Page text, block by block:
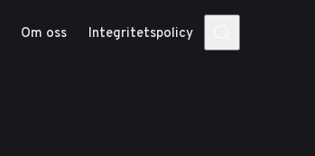
Om oss Integritetspolicy